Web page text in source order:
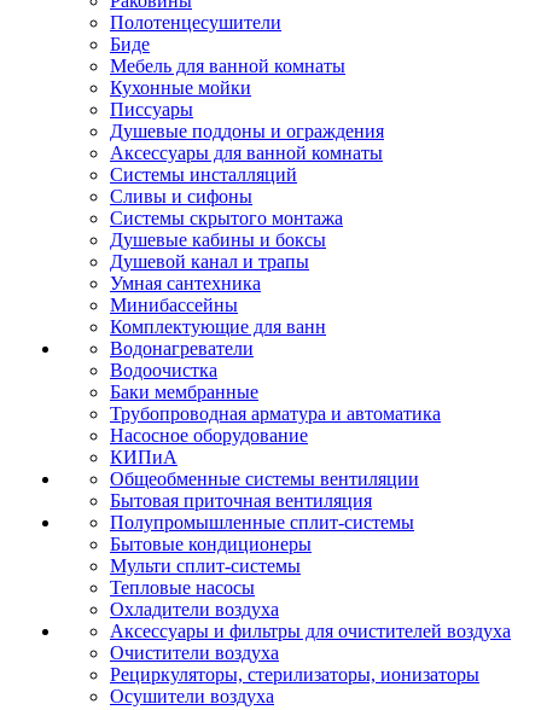
Полотенцесушители
Биде
Мебель для ванной комнаты
Кухонные мойки
Писсуары
Душевые поддоны и ограждения
Аксессуары для ванной комнаты
Системы инсталляций
Сливы и сифоны
Системы скрытого монтажа
Душевые кабины и боксы
Душевой канал и трапы
Умная сантехника
Минибассейны
Комплектующие для ванн
Водонагреватели
Водоочистка
Баки мембранные
Трубопроводная арматура и автоматика
Насосное оборудование
КИПиА
Общеобменные системы вентиляции
Бытовая приточная вентиляция
Полупромышленные сплит-системы
Бытовые кондиционеры
Мульти сплит-системы
Тепловые насосы
Охладители воздуха
Аксессуары и фильтры для очистителей воздуха
Очистители воздуха
Рециркуляторы, стерилизаторы, ионизаторы
Осушители воздуха